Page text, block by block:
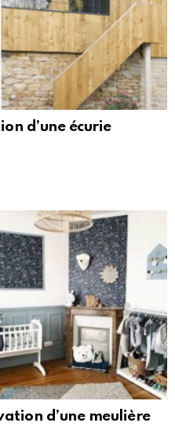
d’une écurie
d’une meulière